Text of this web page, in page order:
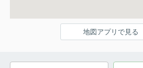
地図アプリで見る